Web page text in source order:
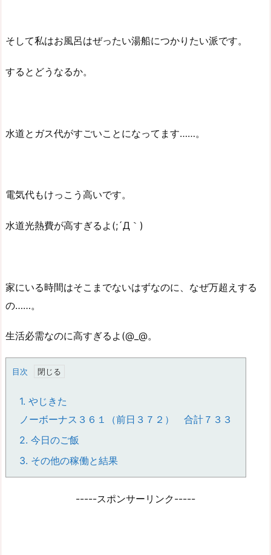
そして私はお風呂はぜったい湯船につかりたい派です。
するとどうなるか。
水道とガス代がすごいことになってます……。
電気代もけっこう高いです。
水道光熱費が高すぎるよ(;´Д｀)
家にいる時間はそこまでないはずなのに、なぜ万超えする
の……。
生活必需なのに高すぎるよ(@_@。
目次
1. やじきた
ノーボーナス３６１（前日３７２） 合計７３３
2. 今日のご飯
3. その他の稼働と結果
-----スポンサーリンク-----